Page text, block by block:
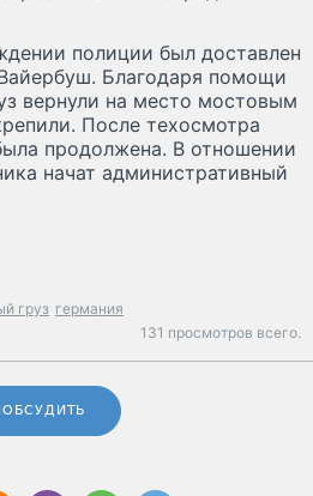
полиции был доставлен
Благодаря помощи
вернули на место мостовым
После техосмотра
продолжена. В отношении
начат административный
груз германия
131 просмотров всего.
ОБСУДИТЬ